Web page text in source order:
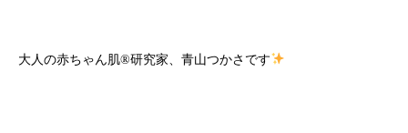
大人の赤ちゃん肌®️研究家、青山つかさです